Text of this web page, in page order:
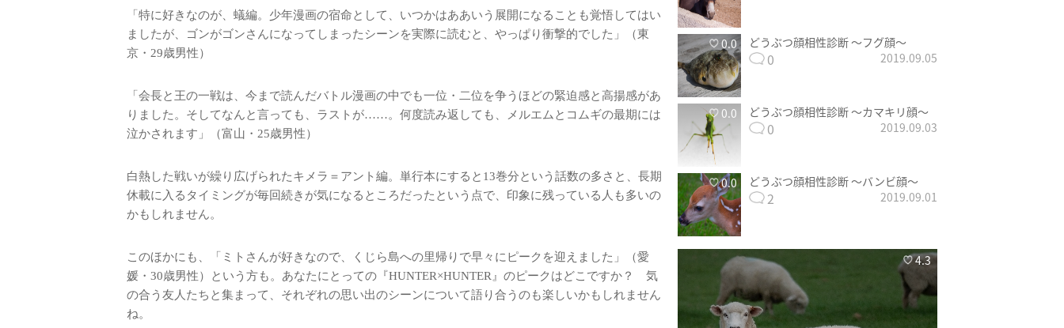
「特に好きなのが、蟻編。少年漫画の宿命として、いつかはああいう展開になることも覚悟してはい
ましたが、ゴンがゴンさんになってしまったシーンを実際に読むと、やっぱり衝撃的でした」（東
京・29歳男性）
「会長と王の一戦は、今まで読んだバトル漫画の中でも一位・二位を争うほどの緊迫感と高揚感があ
りました。そしてなんと言っても、ラストが……。何度読み返しても、メルエムとコムギの最期には
泣かされます」（富山・25歳男性）
白熱した戦いが繰り広げられたキメラ＝アント編。単行本にすると13巻分という話数の多さと、長期
休載に入るタイミングが毎回続きが気になるところだったという点で、印象に残っている人も多いの
かもしれません。
このほかにも、「ミトさんが好きなので、くじら島への里帰りで早々にピークを迎えました」（愛
媛・30歳男性）という方も。あなたにとっての『HUNTER×HUNTER』のピークはどこですか？ 気
の合う友人たちと集まって、それぞれの思い出のシーンについて語り合うのも楽しいかもしれません
ね。
0.0 どうぶつ顔相性診断 〜フグ顔〜
0 2019.09.05
0.0 どうぶつ顔相性診断 〜カマキリ顔〜
0 2019.09.03
0.0 どうぶつ顔相性診断 〜バンビ顔〜
2 2019.09.01
4.3